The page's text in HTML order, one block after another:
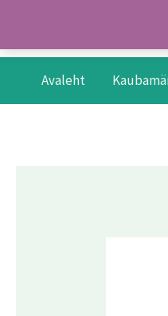
content
Avaleht